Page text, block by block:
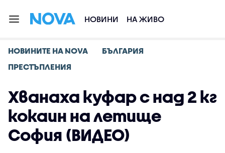
НОВИНИ НА ЖИВО
НОВИНИТЕ НА NOVA
БЪЛГАРИЯ
ПРЕСТЪПЛЕНИЯ
Хванаха куфар с над 2 кг
кокаин на летище
София (ВИДЕО)